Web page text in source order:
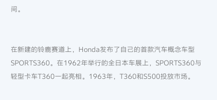
间。
在新建的铃鹿赛道上，Honda发布了自己的首款汽车概念车型
SPORTS360。在1962年举行的全日本车展上，SPORTS360与
轻型卡车T360一起亮相。1963年，T360和S500投放市场。